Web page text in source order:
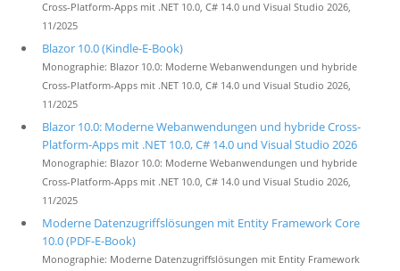
Cross-Platform-Apps mit .NET 10.0, C# 14.0 und Visual Studio 2026,
11/2025
Blazor 10.0 (Kindle-E-Book)
Monographie: Blazor 10.0: Moderne Webanwendungen und hybride
Cross-Platform-Apps mit .NET 10.0, C# 14.0 und Visual Studio 2026,
11/2025
Blazor 10.0: Moderne Webanwendungen und hybride Cross-
Platform-Apps mit .NET 10.0, C# 14.0 und Visual Studio 2026
Monographie: Blazor 10.0: Moderne Webanwendungen und hybride
Cross-Platform-Apps mit .NET 10.0, C# 14.0 und Visual Studio 2026,
11/2025
Moderne Datenzugriffslösungen mit Entity Framework Core
10.0 (PDF-E-Book)
Monographie: Moderne Datenzugriffslösungen mit Entity Framework